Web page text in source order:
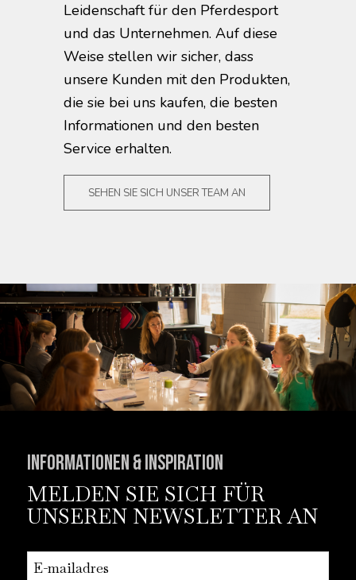
Leidenschaft für den Pferdesport
und das Unternehmen. Auf diese
Weise stellen wir sicher, dass
unsere Kunden mit den Produkten,
die sie bei uns kaufen, die besten
Informationen und den besten
Service erhalten.
SEHEN SIE SICH UNSER TEAM AN
Informationen & Inspiration
MELDEN SIE SICH FÜR
UNSEREN NEWSLETTER AN